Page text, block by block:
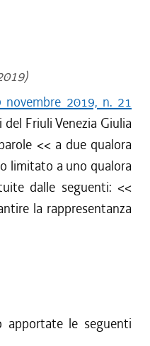
2019, n. 21
Friuli Venezia Giulia
<< a due qualora
limitato a uno qualora
dalle seguenti: <<
la rappresentanza
apportate le seguenti